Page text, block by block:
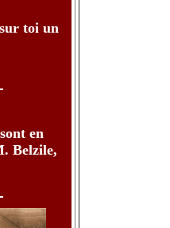
toi un
en
Belzile,